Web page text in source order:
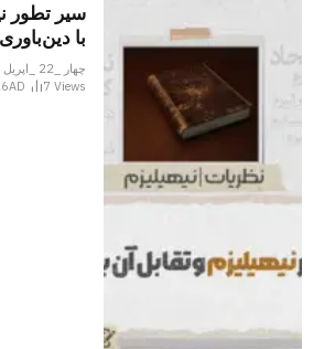
سیر تطور
با
7Views